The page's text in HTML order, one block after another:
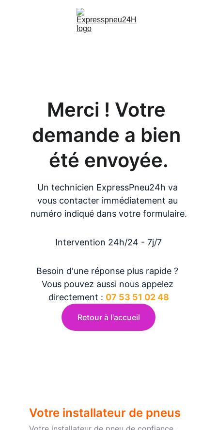
Merci ! Votre
demande a bien
été envoyée.
Un technicien ExpressPneu24h va
vous contacter immédiatement au
numéro indiqué dans votre formulaire.
Intervention 24h/24 - 7j/7
Besoin d'une réponse plus rapide ?
Vous pouvez aussi nous appelez
directement : 07 53 51 02 48
Retour à l'accueil
Votre installateur de pneus